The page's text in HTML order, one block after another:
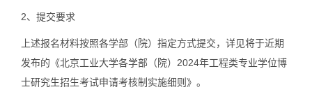
2、提交要求
上述报名材料按照各学部（院）指定方式提交，详见将于近期
发布的《北京工业大学各学部（院）2024年工程类专业学位博
士研究生招生考试申请考核制实施细则》。